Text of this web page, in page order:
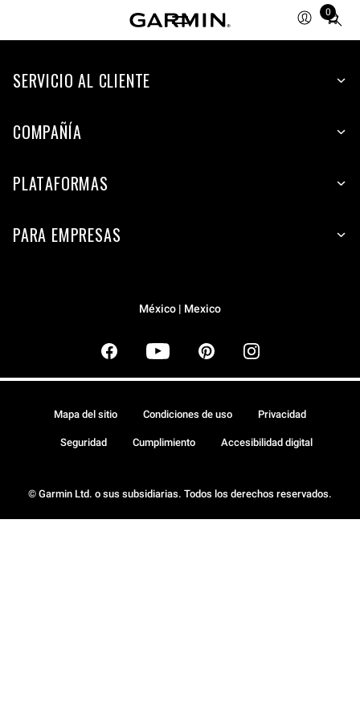
0
Total
items
cart:
SERVICIO AL CLIENTE
COMPAÑÍA
PLATAFORMAS
PARA EMPRESAS
México | Mexico
© Garmin Ltd. o sus subsidiarias. Todos los derechos reservados.
Mapa del sitio Condiciones de uso Privacidad
Seguridad Cumplimiento Accesibilidad digital